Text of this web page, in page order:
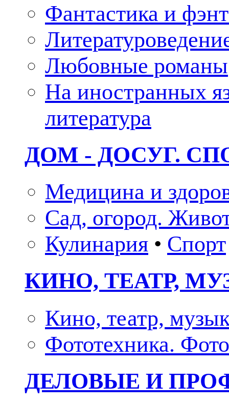
Фантастика и
Любовные романы
На иностранных
литература
ДОМ - ДОСУГ.
Медицина и
Сад, огород.
Кулинария • Спорт
КИНО, ТЕАТР,
Кино, театр,
Фототехника.
ДЕЛОВЫЕ И